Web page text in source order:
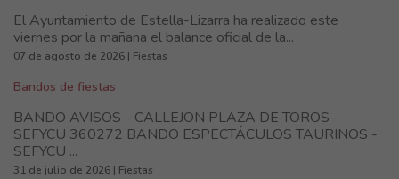
El Ayuntamiento de Estella-Lizarra ha realizado este
viernes por la mañana el balance oficial de la...
07 de agosto de 2026 | Fiestas
Bandos de fiestas
BANDO AVISOS - CALLEJON PLAZA DE TOROS -
SEFYCU 360272 BANDO ESPECTÁCULOS TAURINOS -
SEFYCU ...
31 de julio de 2026 | Fiestas